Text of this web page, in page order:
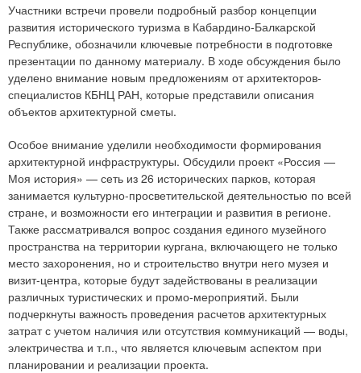
Участники встречи провели подробный разбор концепции
развития исторического туризма в Кабардино-Балкарской
Республике, обозначили ключевые потребности в подготовке
презентации по данному материалу. В ходе обсуждения было
уделено внимание новым предложениям от архитекторов-
специалистов КБНЦ РАН, которые представили описания
объектов архитектурной сметы.
Особое внимание уделили необходимости формирования
архитектурной инфраструктуры. Обсудили проект «Россия —
Моя история» — сеть из 26 исторических парков, которая
занимается культурно-просветительской деятельностью по всей
стране, и возможности его интеграции и развития в регионе.
Также рассматривался вопрос создания единого музейного
пространства на территории кургана, включающего не только
место захоронения, но и строительство внутри него музея и
визит-центра, которые будут задействованы в реализации
различных туристических и промо-мероприятий. Были
подчеркнуты важность проведения расчетов архитектурных
затрат с учетом наличия или отсутствия коммуникаций — воды,
электричества и т.п., что является ключевым аспектом при
планировании и реализации проекта.